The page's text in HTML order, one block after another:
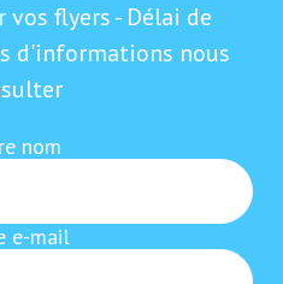
flyers - Délai de
d'informations nous
nom
e-mail